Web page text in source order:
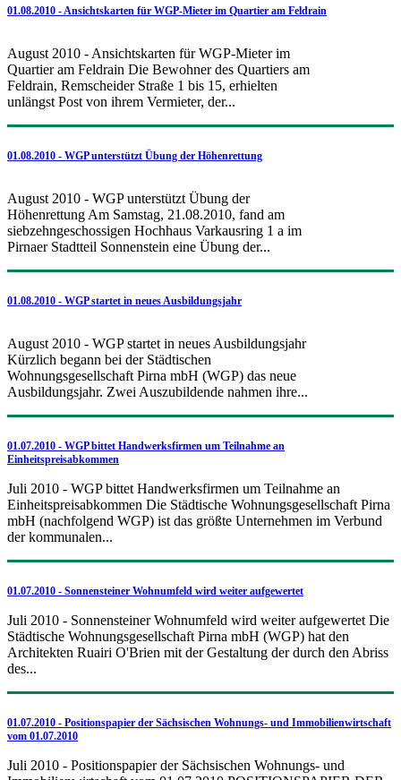
01.08.2010 - Ansichtskarten für WGP-Mieter im Quartier am Feldrain
August 2010 - Ansichtskarten für WGP-Mieter im
Quartier am Feldrain Die Bewohner des Quartiers am
Feldrain, Remscheider Straße 1 bis 15, erhielten
unlängst Post von ihrem Vermieter, der...
01.08.2010 - WGP unterstützt Übung der Höhenrettung
August 2010 - WGP unterstützt Übung der
Höhenrettung Am Samstag, 21.08.2010, fand am
siebzehngeschossigen Hochhaus Varkausring 1 a im
Pirnaer Stadtteil Sonnenstein eine Übung der...
01.08.2010 - WGP startet in neues Ausbildungsjahr
August 2010 - WGP startet in neues Ausbildungsjahr
Kürzlich begann bei der Städtischen
Wohnungsgesellschaft Pirna mbH (WGP) das neue
Ausbildungsjahr. Zwei Auszubildende nahmen ihre...
01.07.2010 - WGP bittet Handwerksfirmen um Teilnahme an
Einheitspreisabkommen
Juli 2010 - WGP bittet Handwerksfirmen um Teilnahme an
Einheitspreisabkommen Die Städtische Wohnungsgesellschaft Pirna
mbH (nachfolgend WGP) ist das größte Unternehmen im Verbund
der kommunalen...
01.07.2010 - Sonnensteiner Wohnumfeld wird weiter aufgewertet
Juli 2010 - Sonnensteiner Wohnumfeld wird weiter aufgewertet Die
Städtische Wohnungsgesellschaft Pirna mbH (WGP) hat den
Architekten Ruairi O'Brien mit der Gestaltung der durch den Abriss
des...
01.07.2010 - Positionspapier der Sächsischen Wohnungs- und Immobilienwirtschaft
vom 01.07.2010
Juli 2010 - Positionspapier der Sächsischen Wohnungs- und